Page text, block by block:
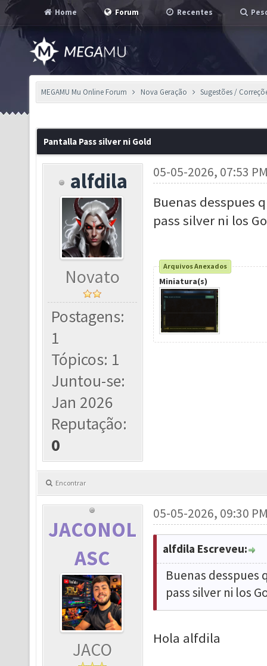
Home Forum Recentes
MEGAMU Mu Online Forum Nova Geração Sugestões /
Pantalla Pass silver ni Gold
alfdila
Novato
Postagens:
1
Tópicos: 1
Juntou-se:
Jan 2026
Reputação:
0
05-05-2026, 07:53
Buenas desspues
pass silver ni los
Arquivos Anexados
Miniatura(s)
Encontrar
JACONOL
ASC
JACO
05-05-2026, 09:30
alfdila Escreveu:
Buenas desspues
pass silver ni los
Hola alfdila